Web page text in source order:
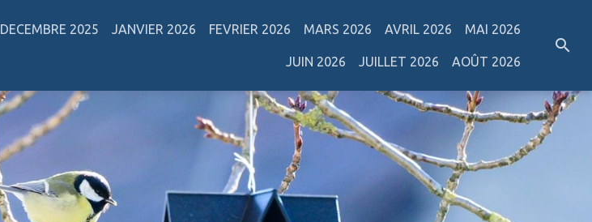
DECEMBRE 2025 JANVIER 2026 FEVRIER 2026 MARS 2026 AVRIL 2026 MAI 2026
JUIN 2026 JUILLET 2026 AOÛT 2026